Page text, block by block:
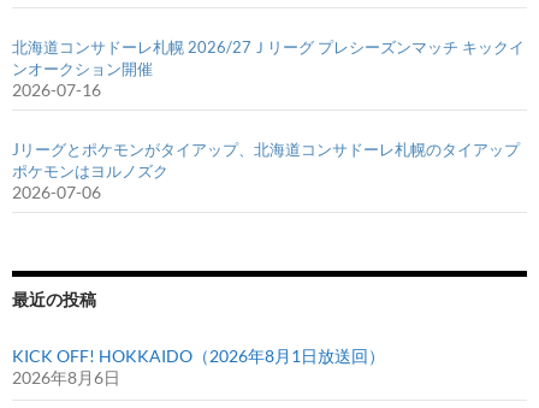
北海道コンサドーレ札幌 2026/27Ｊリーグ プレシーズンマッチ キックイ
ンオークション開催
2026-07-16
Jリーグとポケモンがタイアップ、北海道コンサドーレ札幌のタイアップ
ポケモンはヨルノズク
2026-07-06
最近の投稿
KICK OFF! HOKKAIDO（2026年8月1日放送回）
2026年8月6日